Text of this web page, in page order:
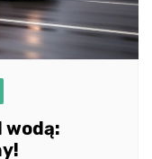
wodą: